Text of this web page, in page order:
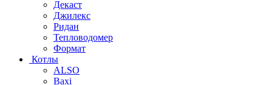
Декаст
Джилекс
Ридан
Тепловодомер
Формат
Котлы
ALSO
Baxi